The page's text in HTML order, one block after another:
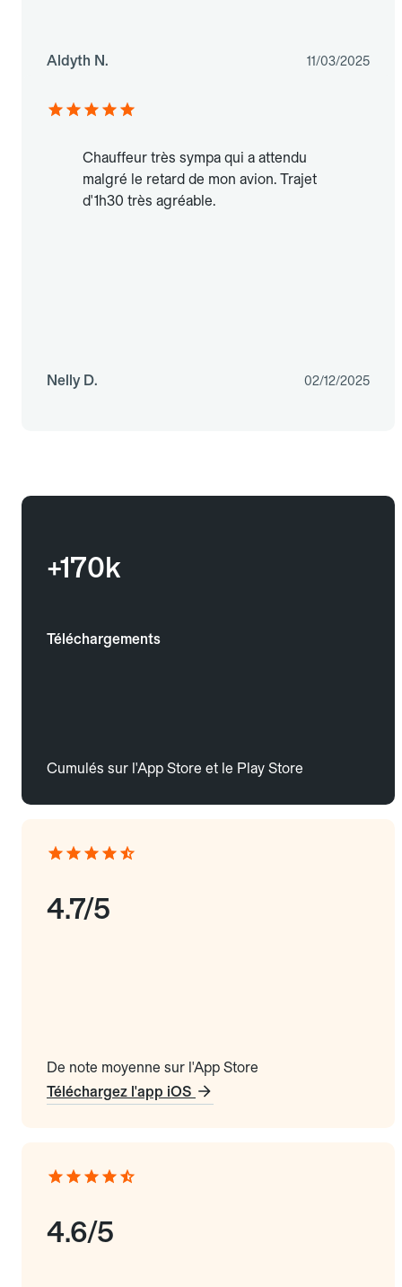
Aldyth N. 11/03/2025
Chauffeur très sympa qui a attendu
malgré le retard de mon avion. Trajet
d'1h30 très agréable.
Nelly D. 02/12/2025
+170k
Téléchargements
Cumulés sur l'App Store et le Play Store
4.7/5
De note moyenne sur l'App Store
Téléchargez l'app iOS
4.6/5